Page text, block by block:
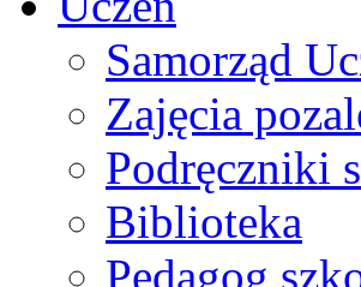
Samorząd
Zajęcia
Podręczniki
Biblioteka
Pedagog